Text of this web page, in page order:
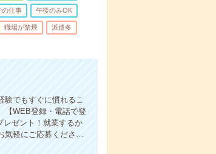
の仕事 午後のみOK
職場が禁煙 派遣多
験でもすぐに慣れるこ
【WEB登録・電話で登
レゼント！就業するか
気軽にご応募くださ…